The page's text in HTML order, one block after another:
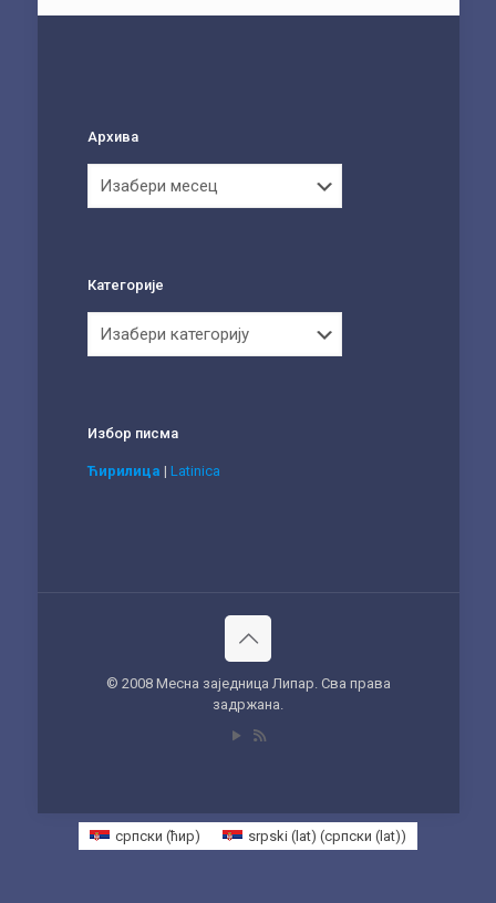
Архива
Категорије
Избор писма
Ћирилица | Latinica
© 2008 Месна заједница Липар. Сва права
задржана.
српски (ћир) srpski (lat) (српски (lat))